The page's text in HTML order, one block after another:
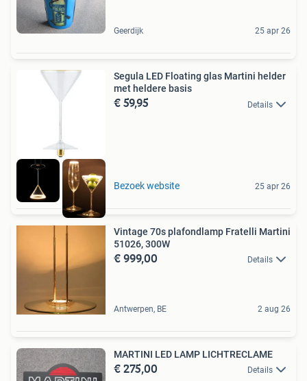
Geerdijk 25 apr 26
Segula LED Floating glas Martini helder
met heldere basis
€ 59,95 Details
Bezoek website 25 apr 26
Vintage 70s plafondlamp Fratelli Martini
51026, 300W
€ 999,00 Details
Antwerpen, BE 2 aug 26
MARTINI LED LAMP LICHTRECLAME
€ 275,00 Details